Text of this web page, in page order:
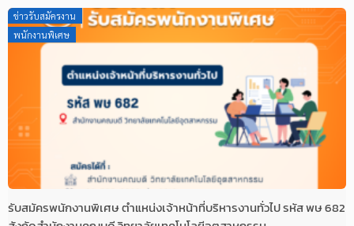
ข่าวรับสมัครงาน
พนักงานพิเศษ
รับสมัครพนักงานพิเศษ ตำแหน่งเจ้าหน้าที่บริหารงานทั่วไป รหัส พษ 682
Posted
on